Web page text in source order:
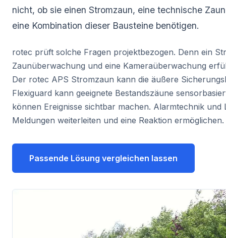
nicht, ob sie einen Stromzaun, eine technische
eine Kombination dieser Bausteine benötigen.
rotec prüft solche Fragen projektbezogen. Denn ein
Zaunüberwachung und eine Kameraüberwachung
Der rotec APS Stromzaun kann die äußere
Flexiguard kann geeignete Bestandszäune
können Ereignisse sichtbar machen. Alarmtechnik und
Meldungen weiterleiten und eine Reaktion ermöglichen.
Passende Lösung vergleichen lassen